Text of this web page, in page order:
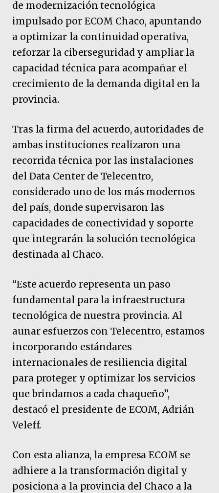
de modernización tecnológica
impulsado por ECOM Chaco, apuntando
a optimizar la continuidad operativa,
reforzar la ciberseguridad y ampliar la
capacidad técnica para acompañar el
crecimiento de la demanda digital en la
provincia.
Tras la firma del acuerdo, autoridades de
ambas instituciones realizaron una
recorrida técnica por las instalaciones
del Data Center de Telecentro,
considerado uno de los más modernos
del país, donde supervisaron las
capacidades de conectividad y soporte
que integrarán la solución tecnológica
destinada al Chaco.
“Este acuerdo representa un paso
fundamental para la infraestructura
tecnológica de nuestra provincia. Al
aunar esfuerzos con Telecentro, estamos
incorporando estándares
internacionales de resiliencia digital
para proteger y optimizar los servicios
que brindamos a cada chaqueño”,
destacó el presidente de ECOM, Adrián
Veleff.
Con esta alianza, la empresa ECOM se
adhiere a la transformación digital y
posiciona a la provincia del Chaco a la